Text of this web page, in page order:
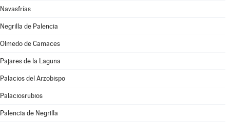
Navasfrías
Negrilla de Palencia
Olmedo de Camaces
Pajares de la Laguna
Palacios del Arzobispo
Palaciosrubios
Palencia de Negrilla